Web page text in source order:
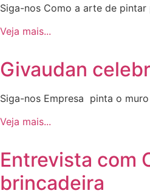
Siga-nos Como a arte de
Veja mais...
Givaudan
Siga-nos Empresa pinta o
Veja mais...
Entrevista com
brincadeira